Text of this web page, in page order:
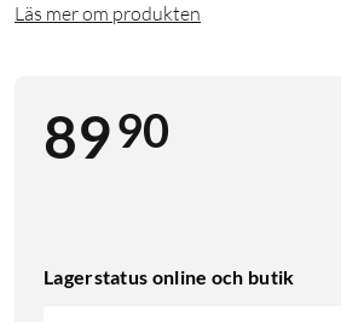
Läs mer om produkten
8990
Lagerstatus online och butik